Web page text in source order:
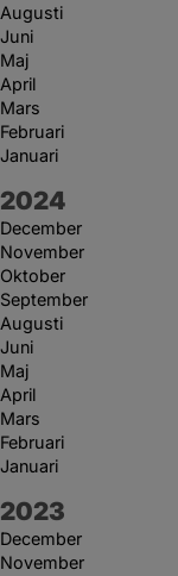
Augusti
Juni
Maj
April
Mars
Februari
Januari
År:
2024
December
November
Oktober
September
Augusti
Juni
Maj
April
Mars
Februari
Januari
År:
2023
December
November